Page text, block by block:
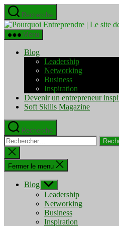
Aller
au
contenu
Recherche
Menu
Blog
Leadership
Networking
Business
Inspiration
Devenir un entrepreneur
Soft Skills Magazine
Recherche
Rechercher :
Fermer
la
recherche
Fermer le menu
Blog Afficher
le
sous-
menu
Leadership
Networking
Business
Inspiration